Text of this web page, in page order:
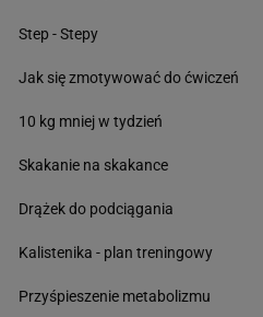
Step - Stepy
Jak się zmotywować do ćwiczeń
10 kg mniej w tydzień
Skakanie na skakance
Drążek do podciągania
Kalistenika - plan treningowy
Przyśpieszenie metabolizmu